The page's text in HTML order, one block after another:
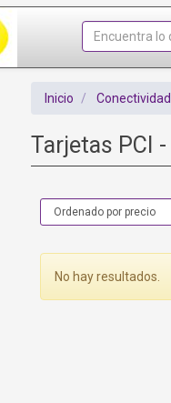
Inicio
Tarjetas PCI
No hay resultados.